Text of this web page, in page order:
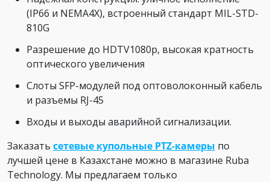
(IP66 и NEMA4X), встроенный стандарт MIL-STD-
810G
Разрешение до HDTV1080p, высокая кратность
оптического увеличения
Слоты SFP-модулей под оптоволоконный кабель
и разъемы RJ-45
Входы и выходы аварийной сигнализации.
Заказать сетевые купольные PTZ-камеры по
лучшей цене в Казахстане можно в магазине Ruba
Technology. Мы предлагаем только